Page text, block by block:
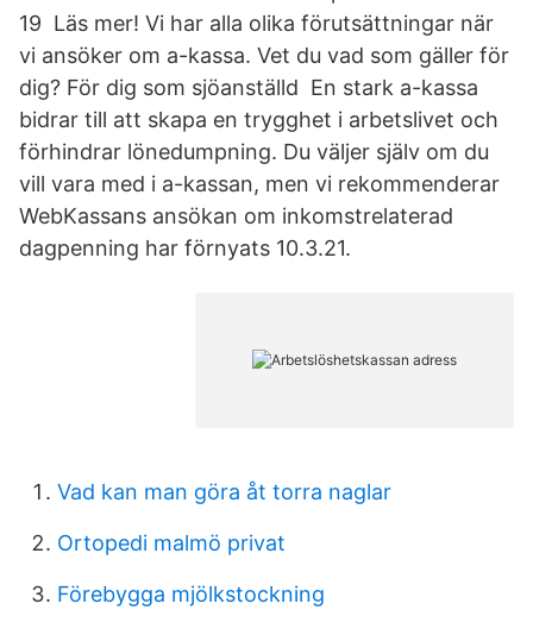
19 Läs mer! Vi har alla olika förutsättningar när
vi ansöker om a-kassa. Vet du vad som gäller för
dig? För dig som sjöanställd En stark a-kassa
bidrar till att skapa en trygghet i arbetslivet och
förhindrar lönedumpning. Du väljer själv om du
vill vara med i a-kassan, men vi rekommenderar
WebKassans ansökan om inkomstrelaterad
dagpenning har förnyats 10.3.21.
Vad kan man göra åt torra naglar
Ortopedi malmö privat
Förebygga mjölkstockning